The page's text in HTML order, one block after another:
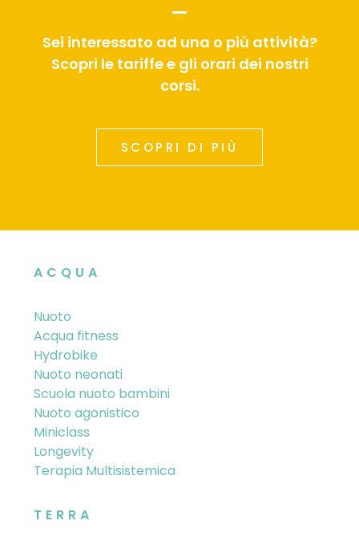
Sei interessato ad una o più attività?
Scopri le tariffe e gli orari dei nostri
corsi.
SCOPRI DI PIÙ
ACQUA
Nuoto
Acqua fitness
Hydrobike
Nuoto neonati
Scuola nuoto bambini
Nuoto agonistico
Miniclass
Longevity
Terapia Multisistemica
TERRA